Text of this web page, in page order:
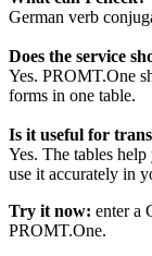
German verb
Does the service
Yes. PROMT.One
forms in one table.
Is it useful for
Yes. The tables
use it accurately in
Try it now: enter a
PROMT.One.